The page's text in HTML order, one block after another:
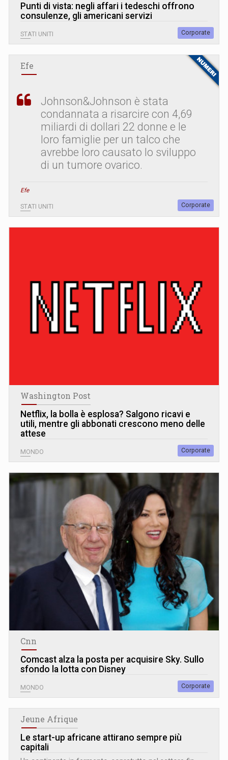
Punti di vista: negli affari i tedeschi offrono
consulenze, gli americani servizi
STATI UNITI Corporate
Efe
Johnson&Johnson è stata
condannata a risarcire con 4,69
miliardi di dollari 22 donne e le
loro famiglie per un talco che
avrebbe loro causato lo sviluppo
di un tumore ovarico.
Efe
STATI UNITI Corporate
Washington Post
Netflix, la bolla è esplosa? Salgono ricavi e
utili, mentre gli abbonati crescono meno delle
attese
MONDO Corporate
Cnn
Comcast alza la posta per acquisire Sky. Sullo
sfondo la lotta con Disney
MONDO Corporate
Jeune Afrique
Le start-up africane attirano sempre più
capitali